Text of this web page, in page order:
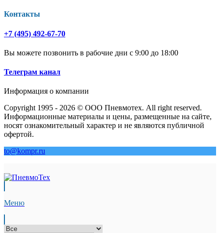
Контакты
+7 (495) 492-67-70
Вы можете позвонить в рабочие дни с 9:00 до 18:00
Телеграм канал
Информация о компании
Copyright 1995 - 2026 © ООО Пневмотех. All right reserved.
Информационные материалы и цены, размещенные на сайте,
носят ознакомительный характер и не являются публичной
офертой.
to@kompr.ru
Меню